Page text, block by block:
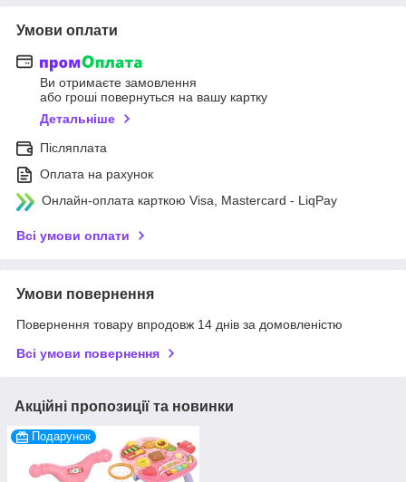
Умови оплати
Ви отримаєте замовлення
або гроші повернуться на вашу картку
Детальніше
Післяплата
Оплата на рахунок
Онлайн-оплата карткою Visa, Mastercard - LiqPay
Всі умови оплати
Умови повернення
Повернення товару впродовж 14 днів за домовленістю
Всі умови повернення
Акційні пропозиції та новинки
Подарунок